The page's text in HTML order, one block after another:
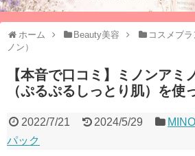
ホーム Beauty美容 コスメブラ
ノン）
【本音で口コミ】ミノンアミ
（ぷるぷるしっとり肌）を使
2022/7/21 2024/5/29
パック